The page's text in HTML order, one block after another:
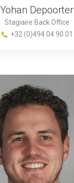
Yohan Depoorter
Stagiaire Back Office
+32 (0)494 04 90 01